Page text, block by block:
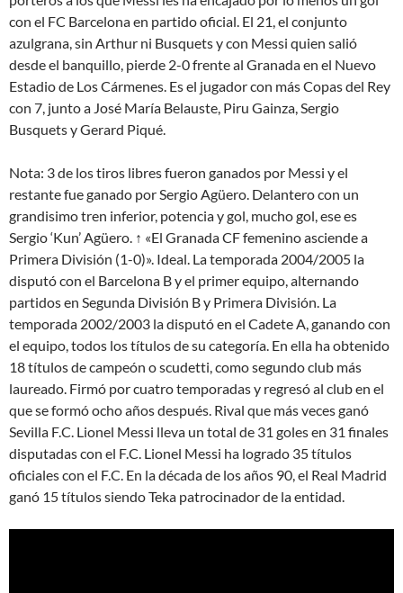
con el FC Barcelona en partido oficial. El 21, el conjunto
azulgrana, sin Arthur ni Busquets y con Messi quien salió
desde el banquillo, pierde 2-0 frente al Granada en el Nuevo
Estadio de Los Cármenes. Es el jugador con más Copas del Rey
con 7, junto a José María Belauste, Piru Gainza, Sergio
Busquets y Gerard Piqué.
Nota: 3 de los tiros libres fueron ganados por Messi y el
restante fue ganado por Sergio Agüero. Delantero con un
grandisimo tren inferior, potencia y gol, mucho gol, ese es
Sergio ‘Kun’ Agüero. ↑ «El Granada CF femenino asciende a
Primera División (1-0)». Ideal. La temporada 2004/2005 la
disputó con el Barcelona B y el primer equipo, alternando
partidos en Segunda División B y Primera División. La
temporada 2002/2003 la disputó en el Cadete A, ganando con
el equipo, todos los títulos de su categoría. En ella ha obtenido
18 títulos de campeón o scudetti, como segundo club más
laureado. Firmó por cuatro temporadas y regresó al club en el
que se formó ocho años después. Rival que más veces ganó
Sevilla F.C. Lionel Messi lleva un total de 31 goles en 31 finales
disputadas con el F.C. Lionel Messi ha logrado 35 títulos
oficiales con el F.C. En la década de los años 90, el Real Madrid
ganó 15 títulos siendo Teka patrocinador de la entidad.